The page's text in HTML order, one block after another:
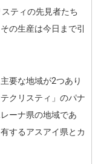
ティの先見者たち
の生産は今日まで引
要な地域が2つあり
クリスティ」のパナ
ーナ県の地域であ
するアスアイ県とカ